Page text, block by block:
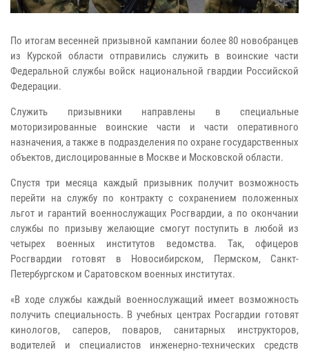
По итогам весенней призывной кампании более 80 новобранцев
из Курской области отправились служить в воинские части
Федеральной службы войск национальной гвардии Российской
Федерации.
Служить призывники направлены в специальные
моторизированные воинские части и части оперативного
назначения, а также в подразделения по охране государственных
объектов, дислоцированные в Москве и Московской области.
Спустя три месяца каждый призывник получит возможность
перейти на службу по контракту с сохранением положенных
льгот и гарантий военнослужащих Росгвардии, а по окончании
службы по призыву желающие смогут поступить в любой из
четырех военных институтов ведомства. Так, офицеров
Росгвардии готовят в Новосибирском, Пермском, Санкт-
Петербургском и Саратовском военных институтах.
«В ходе службы каждый военнослужащий имеет возможность
получить специальность. В учебных центрах Росгардии готовят
кинологов, саперов, поваров, санитарных инструкторов,
водителей и специалистов инженерно-технических средств